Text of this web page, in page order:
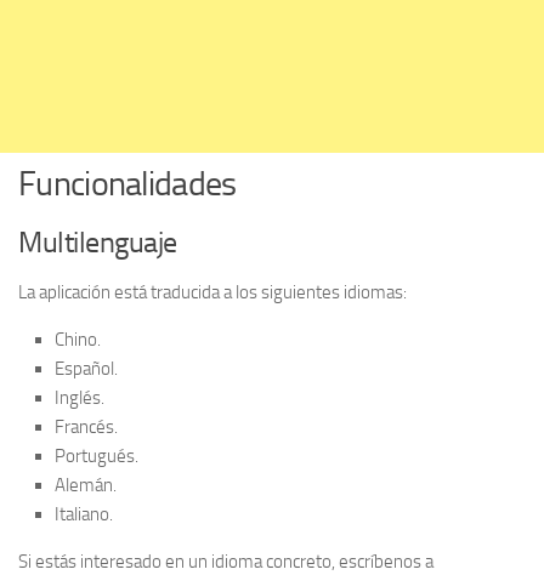
Funcionalidades
Multilenguaje
La aplicación está traducida a los siguientes idiomas:
Chino.
Español.
Inglés.
Francés.
Portugués.
Alemán.
Italiano.
Si estás interesado en un idioma concreto, escríbenos a